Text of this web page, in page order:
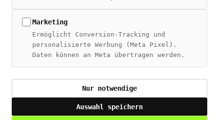
SEO + CRM
AI Overviews
MCP Server
© 2026 Živan Tešić – Alle Rechte vorbehalten
Marketing
Ermöglicht Conversion-Tracking und
personalisierte Werbung (Meta Pixel).
Daten können an Meta übertragen werden.
Nur notwendige
Auswahl speichern